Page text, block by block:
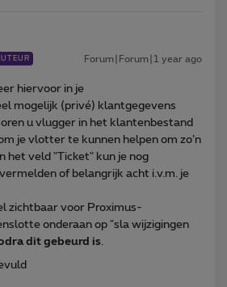
Forum|Forum|1 year ago
hiervoor in je
mogelijk (privé) klantgegevens
u vlugger in het klantenbestand
je vlotter te kunnen helpen om zo’n
het veld "Ticket" kun je nog
of belangrijk acht i.v.m. je
zichtbaar voor Proximus-
onderaan op "sla wijzigingen
dit gebeurd is